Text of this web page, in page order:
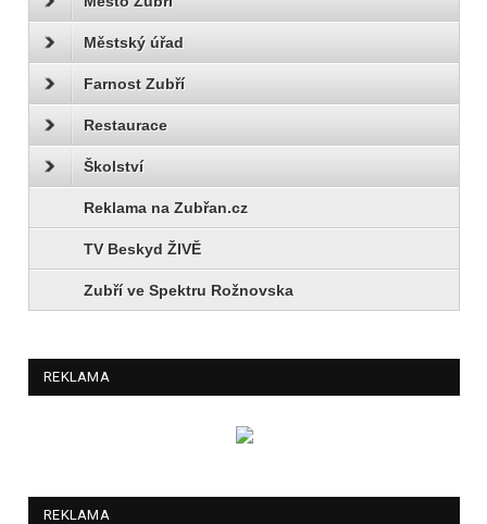
Městský úřad
Farnost Zubří
Restaurace
Školství
Reklama na Zubřan.cz
TV Beskyd ŽIVĚ
Zubří ve Spektru Rožnovska
REKLAMA
REKLAMA